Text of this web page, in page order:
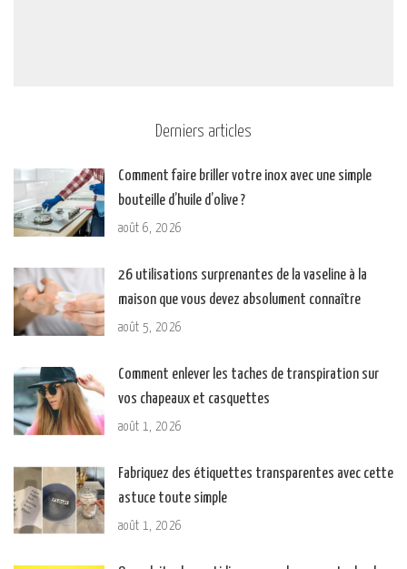
Derniers articles
Comment faire briller votre inox avec une simple
bouteille d’huile d’olive ?
août 6, 2026
26 utilisations surprenantes de la vaseline à la
maison que vous devez absolument connaître
août 5, 2026
Comment enlever les taches de transpiration sur
vos chapeaux et casquettes
août 1, 2026
Fabriquez des étiquettes transparentes avec cette
astuce toute simple
août 1, 2026